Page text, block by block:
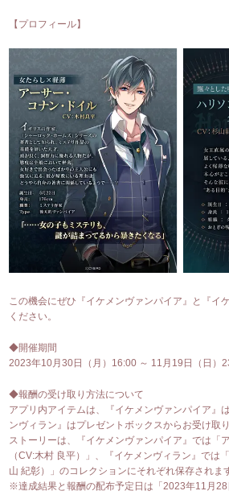
【プロフィール】
この機会にぜひ『イケメンヴァンパイア』と『イ
ください。
◆開催期間
2023年10月30日（月）16:00 ～ 11月19日（日）
◆報酬の受け取り方法について
アプリ内アイテムは、『イケメンヴァンパイア』
ンヴィラン』はプレゼントボックスからお受け取り
ストーリーは、『イケメンヴァンパイア』では「
（CV:木村 良平）」、『イケメンヴィラン』では
山 紀彰）」のコレクションにそれぞれ保存されま
※達成結果と報酬の配布予定日は「2023年11月28